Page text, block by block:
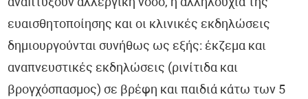
αναπτύξουν αλλεργική νόσο, η αλληλουχία της
ευαισθητοποίησης και οι κλινικές εκδηλώσεις
δημιουργούνται συνήθως ως εξής: έκζεμα και
αναπνευστικές εκδηλώσεις (ρινίτιδα και
βρογχόσπασμος) σε βρέφη και παιδιά κάτω των 5